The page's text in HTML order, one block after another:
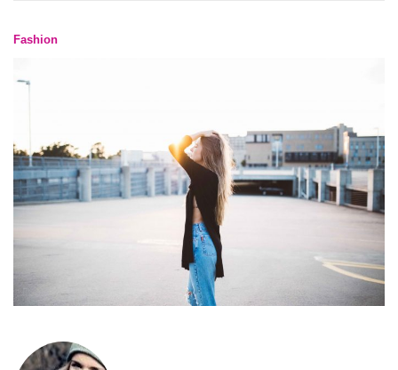
Fashion